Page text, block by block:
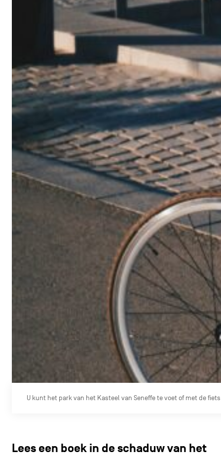
U kunt het park van het Kasteel van Seneffe te voet of met de
Lees een boek in de schaduw van het